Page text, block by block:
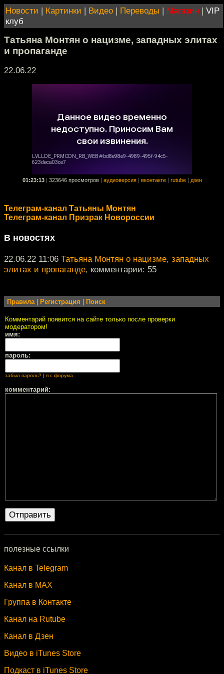
Новости | Картинки | Видео | Переводы | Магазин | VIP
клуб
Татьяна Монтян о нацизме, западных элитах
и пропаганде
22.06.22
01:23:13 323646 просмотров аудиоверсия вконтакте rutube дзен
Телеграм-канал Татьяны Монтян
Телеграм-канал Призрак Новороссии
В новостях
22.06.22 11:06 Татьяна Монтян о нацизме, западных
элитах и пропаганде, комментарии: 55
Правила| Регистрация Поиск
Комментарий появится на сайте только после проверки
модератором!
имя:
пароль:
забыл пароль? я с форума
комментарий:
полезные ссылки
Канал в Telegram
Канал в MAX
Группа в Контакте
Канал на Rutube
Канал в Дзен
Видео в iTunes Store
Подкаст в iTunes Store